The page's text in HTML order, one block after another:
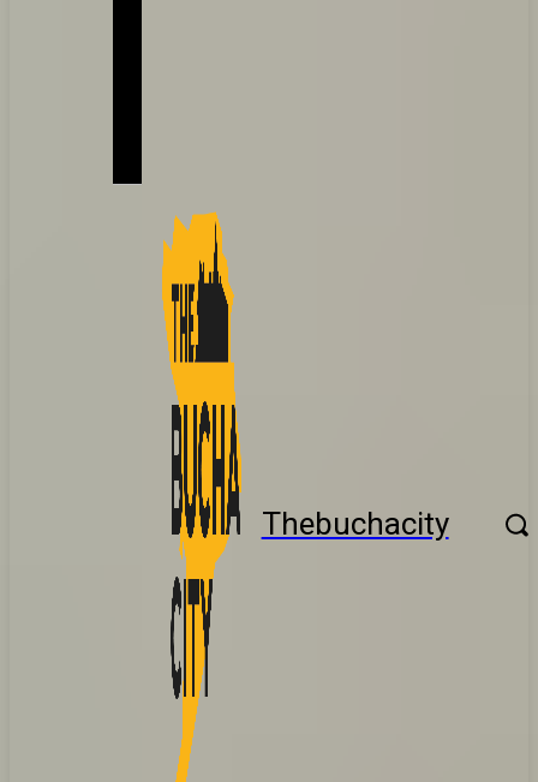
Thebuchacity